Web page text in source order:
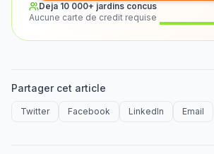
Deja 10 000+ jardins concus
Aucune carte de credit requise
Partager cet article
Twitter Facebook LinkedIn Email